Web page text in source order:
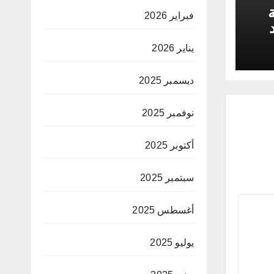
فبراير 2026
يناير 2026
ديسمبر 2025
نوفمبر 2025
أكتوبر 2025
سبتمبر 2025
أغسطس 2025
يوليو 2025